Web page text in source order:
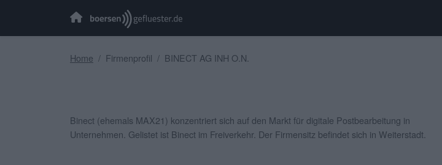
Home Firmenprofil BINECT AG INH O.N.
Binect (ehemals MAX21) konzentriert sich auf den Markt für digitale Postbearbeitung in
Unternehmen. Gelistet ist Binect im Freiverkehr. Der Firmensitz befindet sich in Weiterstadt.